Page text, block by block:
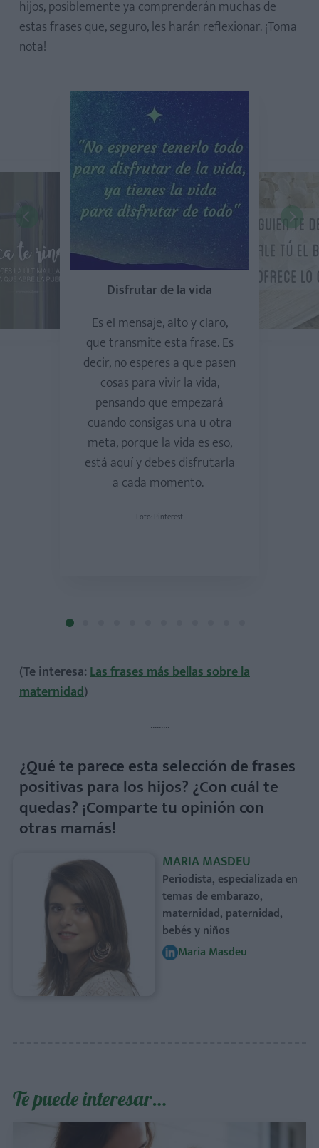
hijos, posiblemente ya comprenderán muchas de
estas frases que, seguro, les harán reflexionar. ¡Toma
nota!
Disfrutar de la vida
Es el mensaje, alto y claro,
que transmite esta frase. Es
decir, no esperes a que pasen
cosas para vivir la vida,
pensando que empezará
cuando consigas una u otra
meta, porque la vida es eso,
está aquí y debes disfrutarla
a cada momento.
Foto: Pinterest
(Te interesa:Las frases más bellas sobre la
maternidad)
.........
¿Qué te parece esta selección de frases
positivas para los hijos? ¿Con cuál te
quedas? ¡Comparte tu opinión con
otras mamás!
MARIA MASDEU
Periodista, especializada en
temas de embarazo,
maternidad, paternidad,
bebés y niños
Maria Masdeu
Te puede interesar…